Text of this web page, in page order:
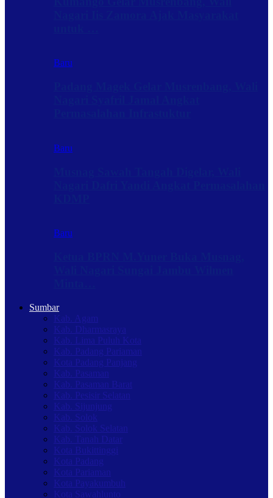
Baru
Baru
Baru
Sumbar
Kab. Agam
Kab. Dharmasraya
Kab. Lima Puluh Kota
Kab. Padang Pariaman
Kota Padang Panjang
Kab. Pasaman
Kab. Pasaman Barat
Kab. Pesisir Selatan
Kab. Sijunjung
Kab. Solok
Kab. Solok Selatan
Kab. Tanah Datar
Kota Bukittinggi
Kota Padang
Kota Pariaman
Kota Payakumbuh
Kota Sawahlunto